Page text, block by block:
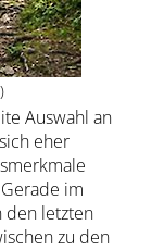
Auswahl an
eher
im
den letzten
zu den